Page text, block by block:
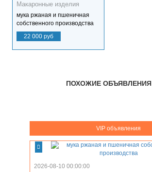
Макаронные изделия
мука ржаная и пшеничная
собственного производства
22 000 руб
ПОХОЖИЕ ОБЪЯВЛЕНИЯ
VIP объявления
2026-08-10 00:00:00